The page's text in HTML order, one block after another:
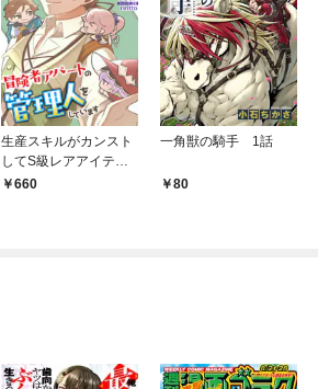
生産スキルがカンスト
してS級レアアイテム
も作れるけど冒険者ア
660
一角獣の騎手 1話
80